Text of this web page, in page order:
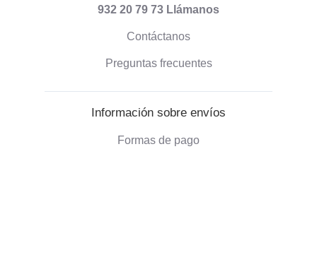
932 20 79 73 Llámanos
Contáctanos
Preguntas frecuentes
Información sobre envíos
Formas de pago